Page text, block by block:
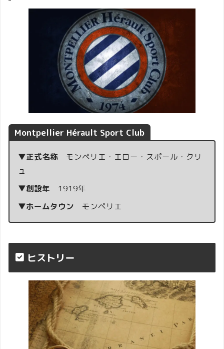
Montpellier Hérault Sport Club
▼正式名称 モンペリエ・エロー・スポール・クリ
ュ
▼創設年 1919年
▼ホームタウン モンペリエ
ヒストリー